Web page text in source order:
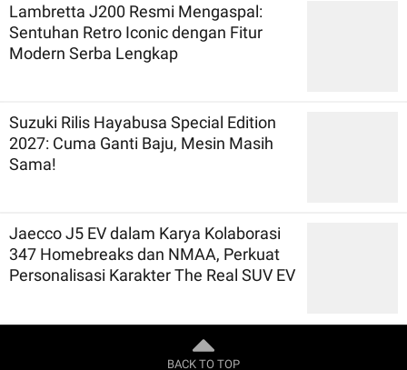
Lambretta J200 Resmi Mengaspal:
Sentuhan Retro Iconic dengan Fitur
Modern Serba Lengkap
Suzuki Rilis Hayabusa Special Edition
2027: Cuma Ganti Baju, Mesin Masih
Sama!
Jaecco J5 EV dalam Karya Kolaborasi
347 Homebreaks dan NMAA, Perkuat
Personalisasi Karakter The Real SUV EV
BACK TO TOP